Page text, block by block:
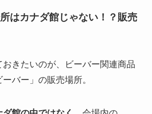
はカナダ館じゃない！？販売
おきたいのが、ビーバー関連商品
バー」の販売場所。